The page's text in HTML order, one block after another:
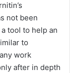
not been
tool to help an
to
work
after in depth